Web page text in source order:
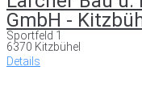
GmbH -
Sportfeld 1
6370 Kitzbühel
Details